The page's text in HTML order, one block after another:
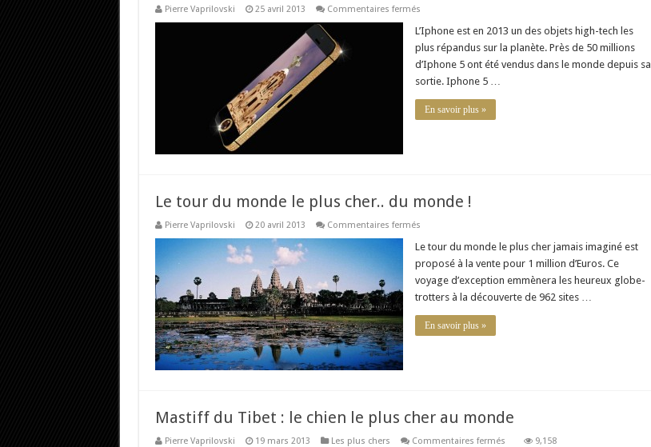
Pierre Vaprilovski 25 avril 2013 Commentaires ferméssur
5
Black
Diamond
:
plus
de
millions
d’Euros
L’Iphone est en 2013 un des objets high-tech les
plus répandus sur la planète. Près de 50 millions
d’Iphone 5 ont été vendus dans le monde depuis sa
sortie. Iphone 5 …
En savoir plus »
Le tour du monde le plus cher.. du monde !
Pierre Vaprilovski 20 avril 2013 Commentaires ferméssur
tour
monde
le
plus
cher..
monde
Le tour du monde le plus cher jamais imaginé est
proposé à la vente pour 1 million d’Euros. Ce
voyage d’exception emmènera les heureux globe-
trotters à la découverte de 962 sites …
En savoir plus »
Mastiff du Tibet : le chien le plus cher au monde
Pierre Vaprilovski 19 mars 2013 Les plus chers Commentaires ferméssur
9,158